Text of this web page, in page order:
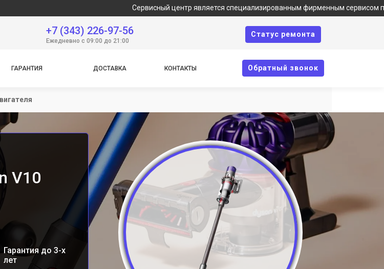
Сервисный центр является специализированным фирменным сервисом по
+7 (343) 226-97-56
Ежедневно с 09:00 до 21:00
Cтатус ремонта
ГАРАНТИЯ ДОСТАВКА КОНТАКТЫ Oбратный звонок
V10
Гарантия до 3-х
лет